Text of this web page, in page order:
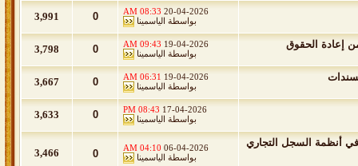
20-04-2026
08:33 AM
بواسطة الياسمينا 0
3,991
إعادة الحقوق 19-04-2026
09:43 AM
بواسطة الياسمينا 0
3,798
19-04-2026
06:31 AM
بواسطة الياسمينا 0
3,667
17-04-2026
08:43 PM
بواسطة الياسمينا 0
3,633
في أنظمة السجل التجاري 06-04-2026
04:10 AM
بواسطة الياسمينا 0
3,466